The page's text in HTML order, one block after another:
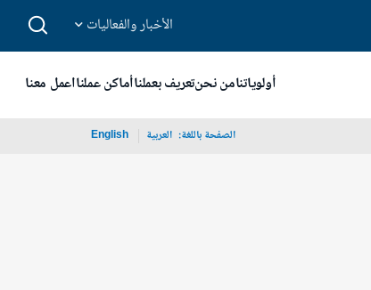
الأخبار والفعاليات
أولوياتنامن نحنتعريف بعملناأماكن عملنااعمل معنا
الصفحة باللغة: العربية English